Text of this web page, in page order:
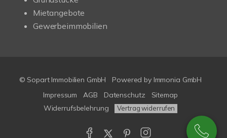
Mietangebote
Gewerbeimmobilien
© Sopart Immobilien GmbH Powered by Immonia GmbH
Impressum
AGB Datenschutz
Sitemap
Widerrufsbelehrung
Vertrag widerrufen